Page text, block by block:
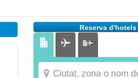
Reserva d'hotels